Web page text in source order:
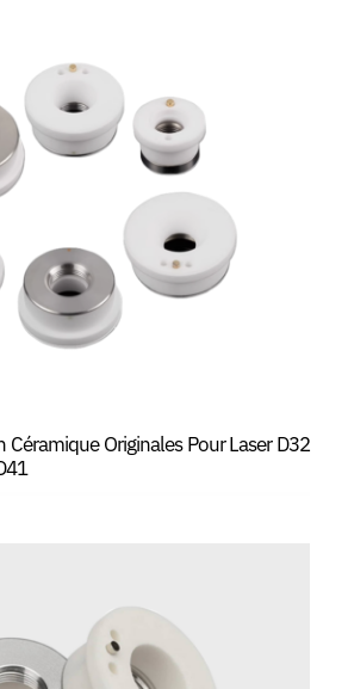
Céramique Originales Pour Laser D32